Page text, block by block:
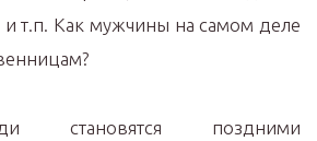
т.п. Как мужчины на самом деле
становятся поздними